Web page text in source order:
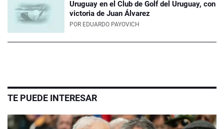
Uruguay en el Club de Golf del Uruguay, con
victoria de Juan Álvarez
POR EDUARDO PAYOVICH
TE PUEDE INTERESAR